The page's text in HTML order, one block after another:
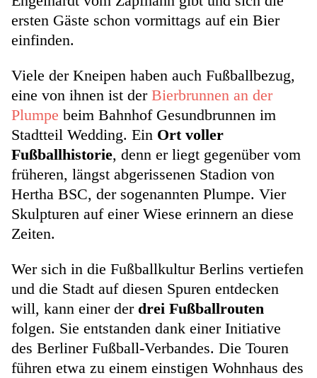
ersten Gäste schon vormittags auf ein Bier
einfinden.
Viele der Kneipen haben auch Fußballbezug,
eine von ihnen ist der Bierbrunnen an der
Plumpe beim Bahnhof Gesundbrunnen im
Stadtteil Wedding. Ein Ort voller
Fußballhistorie, denn er liegt gegenüber vom
früheren, längst abgerissenen Stadion von
Hertha BSC, der sogenannten Plumpe. Vier
Skulpturen auf einer Wiese erinnern an diese
Zeiten.
Wer sich in die Fußballkultur Berlins vertiefen
und die Stadt auf diesen Spuren entdecken
will, kann einer der drei Fußballrouten
folgen. Sie entstanden dank einer Initiative
des Berliner Fußball-Verbandes. Die Touren
führen etwa zu einem einstigen Wohnhaus des